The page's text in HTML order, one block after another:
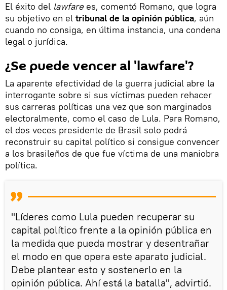
El éxito del lawfarees, comentó Romano, que logra
su objetivo en el tribunal de la opinión pública, aún
cuando no consiga, en última instancia, una condena
legal o jurídica.
¿Se puede vencer al 'lawfare'?
La aparente efectividad de la guerra judicial abre la
interrogante sobre si sus víctimas pueden rehacer
sus carreras políticas una vez que son marginados
electoralmente, como el caso de Lula. Para Romano,
el dos veces presidente de Brasil solo podrá
reconstruir su capital político si consigue convencer
a los brasileños de que fue víctima de una maniobra
política.
"Líderes como Lula pueden recuperar su
capital político frente a la opinión pública en
la medida que pueda mostrar y desentrañar
el modo en que opera este aparato judicial.
Debe plantear esto y sostenerlo en la
opinión pública. Ahí está la batalla", advirtió.